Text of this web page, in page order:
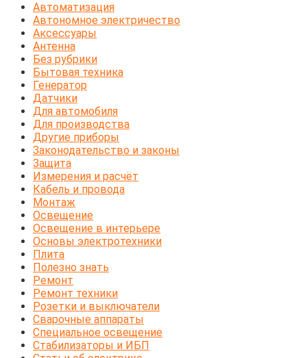
Автоматизация
Автономное электричество
Аксессуары
Антенна
Без рубрики
Бытовая техника
Генератор
Датчики
Для автомобиля
Для производства
Другие приборы
Законодательство и законы
Защита
Измерения и расчёт
Кабель и провода
Монтаж
Освещение
Освещение в интерьере
Основы электротехники
Плита
Полезно знать
Ремонт
Ремонт техники
Розетки и выключатели
Сварочные аппараты
Специальное освещение
Стабилизаторы и ИБП